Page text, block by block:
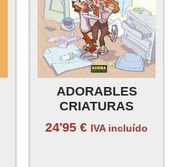
ADORABLES
CRIATURAS
24'95€ IVA incluído